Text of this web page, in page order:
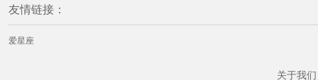
友情链接：
爱星座
关于我们